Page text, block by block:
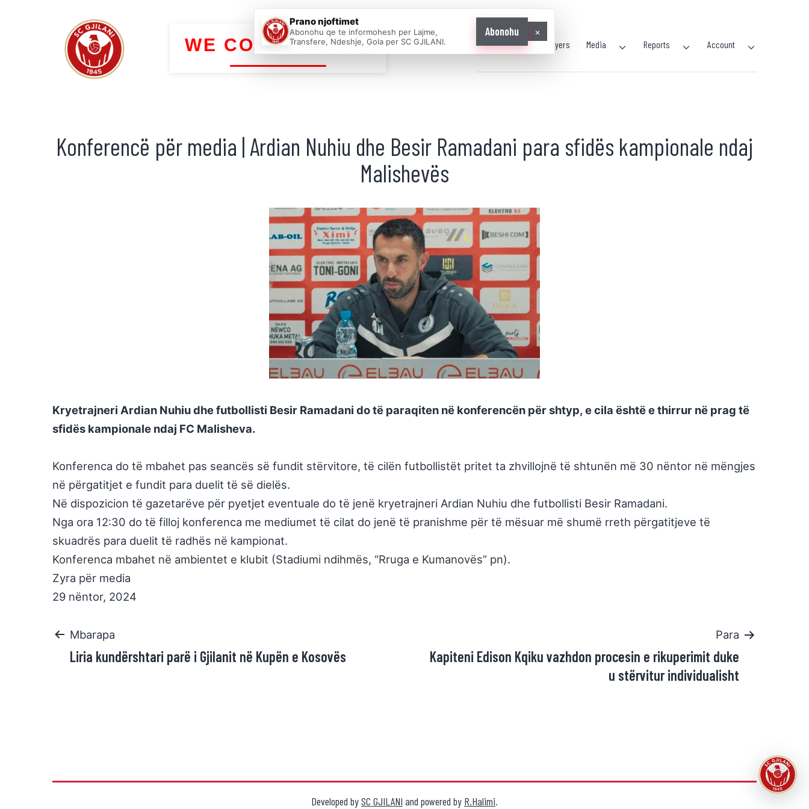
WE COME AS ONE Home News Players Media Reports Account
Konferencë për media | Ardian Nuhiu dhe Besir Ramadani para sfidës kampionale ndaj
Malishevës
Kryetrajneri Ardian Nuhiu dhe futbollisti Besir Ramadani do të paraqiten në konferencën për shtyp, e cila është e thirrur në prag të
sfidës kampionale ndaj FC Malisheva.
Konferenca do të mbahet pas seancës së fundit stërvitore, të cilën futbollistët pritet ta zhvillojnë të shtunën më 30 nëntor në mëngjes
në përgatitjet e fundit para duelit të së dielës.
Në dispozicion të gazetarëve për pyetjet eventuale do të jenë kryetrajneri Ardian Nuhiu dhe futbollisti Besir Ramadani.
Nga ora 12:30 do të filloj konferenca me mediumet të cilat do jenë të pranishme për të mësuar më shumë rreth përgatitjeve të
skuadrës para duelit të radhës në kampionat.
Konferenca mbahet në ambientet e klubit (Stadiumi ndihmës, “Rruga e Kumanovës” pn).
Zyra për media
29 nëntor, 2024
Mbarapa
Liria kundërshtari parë i Gjilanit në Kupën e Kosovës
Para
Kapiteni Edison Kqiku vazhdon procesin e rikuperimit duke
u stërvitur individualisht
Developed bySC GJILANI and powered by R.Halimi.
Prano njoftimet
Abonohu qe te informohesh per Lajme,
Transfere, Ndeshje, Gola per SC GJILANI.
Abonohu ×